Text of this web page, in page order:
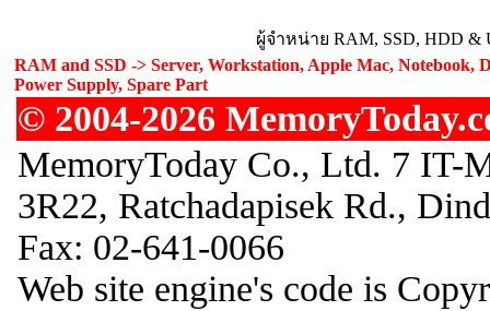
ผู้จำหน่าย RAM, SSD, HDD &
RAM and SSD -> Server, Workstation, Apple Mac, Notebook,
Power Supply, Spare Part
© 2004-2026
MemoryToday Co., Ltd. 7 IT-
3R22, Ratchadapisek Rd.,
Fax: 02-641-0066
Web site engine's code is